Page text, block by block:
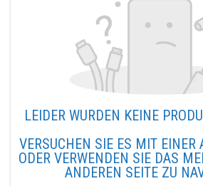
LEIDER WURDEN KEINE
VERSUCHEN SIE ES MIT EINER
ODER VERWENDEN SIE DAS
ANDEREN SEITE ZU